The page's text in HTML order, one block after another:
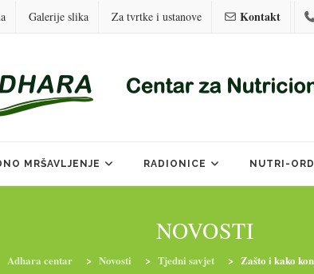
Galerije slika Za tvrtke i ustanove Kontakt
MRŠAVLJENJE RADIONICE NUTRI-
NOVOSTI
Adhara centar > Novosti > Tjedni savjet > Zašto i kako